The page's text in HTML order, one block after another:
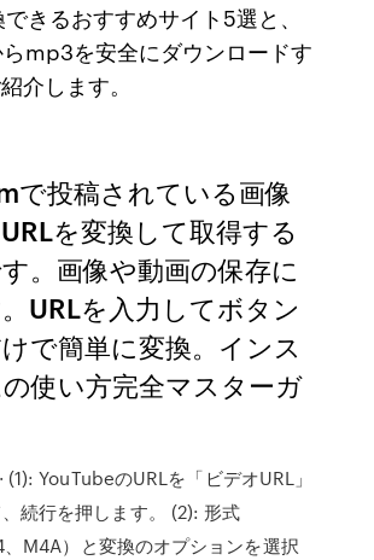
きるおすすめサイト5選と、
mp3を安全にダウンロードす
介します。
で投稿されている画像
を変換して取得する
。画像や動画の保存に
URLを入力してボタン
で簡単に変換。インス
使い方完全マスターガ
(1): YouTubeのURLを「ビデオURL」
続行を押します。 (2): 形式
、M4A）と変換のオプションを選択